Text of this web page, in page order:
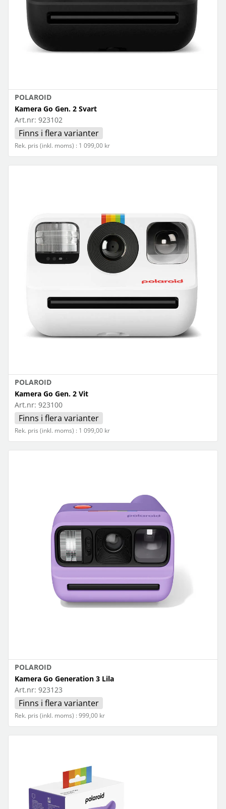
POLAROID
Kamera Go Gen. 2 Svart
Art.nr: 923102
Finns i flera varianter
Rek. pris (inkl. moms) : 1 099,00 kr
POLAROID
Kamera Go Gen. 2 Vit
Art.nr: 923100
Finns i flera varianter
Rek. pris (inkl. moms) : 1 099,00 kr
POLAROID
Kamera Go Generation 3 Lila
Art.nr: 923123
Finns i flera varianter
Rek. pris (inkl. moms) : 999,00 kr